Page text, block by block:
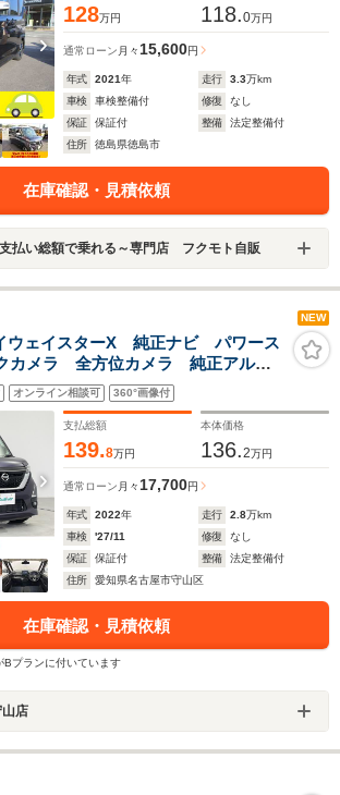
128万円 118.0万円
通常ローン 月々 15,600円
年式 2021年 走行 3.3万km
車検
車検整備付 修復
なし
保証
保証付 整備
法定整備付
住所
徳島県徳島市
在庫確認・見積依頼
払い総額で乗れる～専門店 フクモト自販
NEW
ウェイスターX 純正ナビ パワース
カメラ 全方位カメラ 純正アルミ
ル 快適パック LEDオートライ
ッシュスタート スマートキー
オンライン相談可 360°画像付
支払総額
139.8万円
本体価格
136.2万円
通常ローン 月々 17,700円
年式 2022年 走行 2.8万km
車検
'27/11 修復
なし
保証
保証付 整備
法定整備付
住所
愛知県名古屋市守山区
在庫確認・見積依頼
Bプランに付いています
店